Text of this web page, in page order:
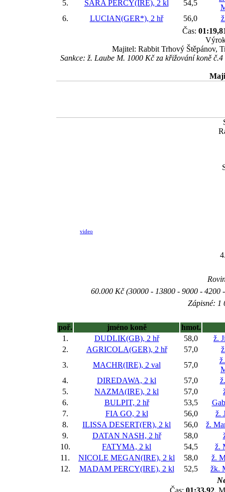
5.
SARA PERCY(IRE), 2 kl 54,5
6.
LUCIAN(GER*), 2 hř 56,0
Čas:
Majitel: Rabbit Trhový Štěpánov,
Sankce: ž. Laube M. 1000 Kč za křižování koně
video
60.000 Kč (30000 - 13800 - 9000 - 4200
Zápisné: 1
poř. jméno koně
hmot.
1.
DUDLIK(GB), 2 hř 58,0
ž.
2.
AGRICOLA(GER), 2 hř 57,0
3.
MACHR(IRE), 2 val 57,0
4.
DIREDAWA, 2 kl 57,0
5.
NAZMA(IRE), 2 kl 57,0
6.
BULPIT, 2 hř 53,5
7.
FIA GO, 2 kl 56,0
ž.
8.
ILISSA DESERT(FR), 2 kl 56,0
ž.
9.
DATAN NASH, 2 hř 58,0
10.
FATYMA, 2 kl 54,5
ž.
11.
NICOLE MEGAN(IRE), 2 kl 58,0
ž.
12.
MADAM PERCY(IRE), 2 kl 52,5
žk.
Čas: 01:33,92,